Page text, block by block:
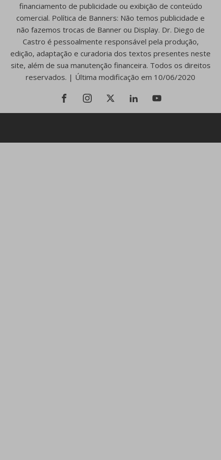
financiamento de publicidade ou exibição de conteúdo
comercial. Política de Banners: Não temos publicidade e
não fazemos trocas de Banner ou Display. Dr. Diego de
Castro é pessoalmente responsável pela produção,
edição, adaptação e curadoria dos textos presentes neste
site, além de sua manutenção financeira. Todos os direitos
reservados. | Última modificação em 10/06/2020